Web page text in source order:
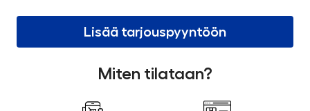
Lisää tarjouspyyntöön
Miten tilataan?